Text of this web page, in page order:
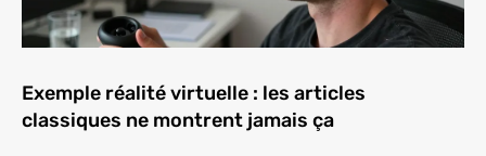
Exemple réalité virtuelle : les articles
classiques ne montrent jamais ça